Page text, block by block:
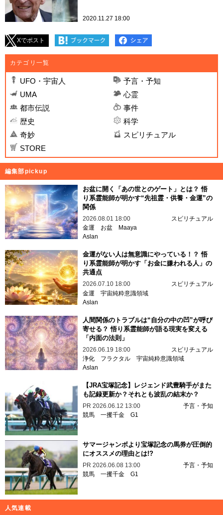
2020.11.27 18:00
Xでポスト
カテゴリ一覧
UFO・宇宙人
予言・予知
UMA
心霊
都市伝説
事件
歴史
科学
奇妙
スピリチュアル
STORE
編集部pickup
お盆に開く「あの世とのゲート」とは？ 悟
り系霊能師が明かす“先祖霊・供養・金運”の
関係
2026.08.01 18:00
スピリチュアル
金運
お盆
Maaya
Aslan
金運がない人は無意識にやっている！？ 悟
り系霊能師が明かす「お金に嫌われる人」の
共通点
2026.07.10 18:00
スピリチュアル
金運 宇宙純粋意識領域
Aslan
人間関係のトラブルは“自分の中の凹”が呼び
寄せる？ 悟り系霊能師が語る現実を変える
「内面の法則」
2026.06.19 18:00
スピリチュアル
浄化
フラクタル 宇宙純粋意識領域
Aslan
【JRA宝塚記念】レジェンド武豊騎手がまた
も記録更新か？それとも波乱の結末か？
PR 2026.06.12 13:00
予言・予知
競馬 一攫千金 G1
サマージャンボより宝塚記念の馬券が圧倒的
にオススメの理由とは!?
PR 2026.06.08 13:00
予言・予知
競馬 一攫千金 G1
人気連載